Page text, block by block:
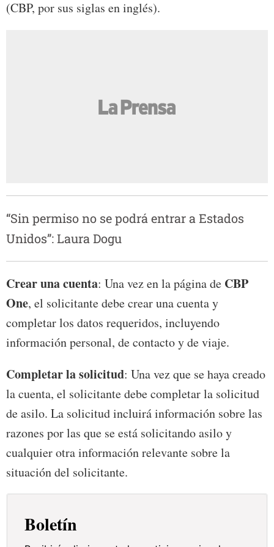
(CBP, por sus siglas en inglés).
“Sin permiso no se podrá entrar a Estados
Unidos”: Laura Dogu
Crear una cuenta: Una vez en la página de CBP
One, el solicitante debe crear una cuenta y
completar los datos requeridos, incluyendo
información personal, de contacto y de viaje.
Completar la solicitud: Una vez que se haya creado
la cuenta, el solicitante debe completar la solicitud
de asilo. La solicitud incluirá información sobre las
razones por las que se está solicitando asilo y
cualquier otra información relevante sobre la
situación del solicitante.
Boletín